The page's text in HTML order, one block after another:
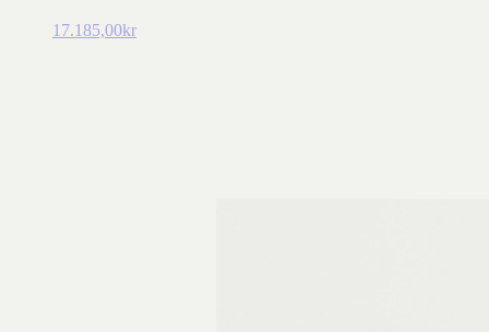
17.185,00kr